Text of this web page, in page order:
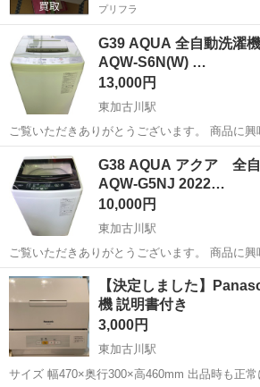
プリフラ
G39 AQUA 全自動洗濯
AQW-S6N(W) …
13,000円
東加古川駅
ご覧いただきありがとうございます。 商品に興味をお持ちいただき、
誠にありがとうございます。 以下内容をご一
い。 【商品詳細】 ・メーカー：AQUA（アクア） ・型番：AQW-
S6N(W) ・年式：2...
兵庫 加古川市 生活家電
G38 AQUA アクア 全
AQW-G5NJ 2022…
10,000円
東加古川駅
ご覧いただきありがとうございます。 商品に興味をお持ちいただき、
誠にありがとうございます。 以下内容をご一
い。 【商品詳細】 ・メーカー：AQUA（アクア） ・型番：AQW-
G5NJ(W) ・年式：...
兵庫 加古川市 東加古川駅 生活家電
【決定しました】
機 説明書付き
3,000円
東加古川駅
サイズ 幅470×奥行300×高460mm 出品時も正常に作動しておりまし